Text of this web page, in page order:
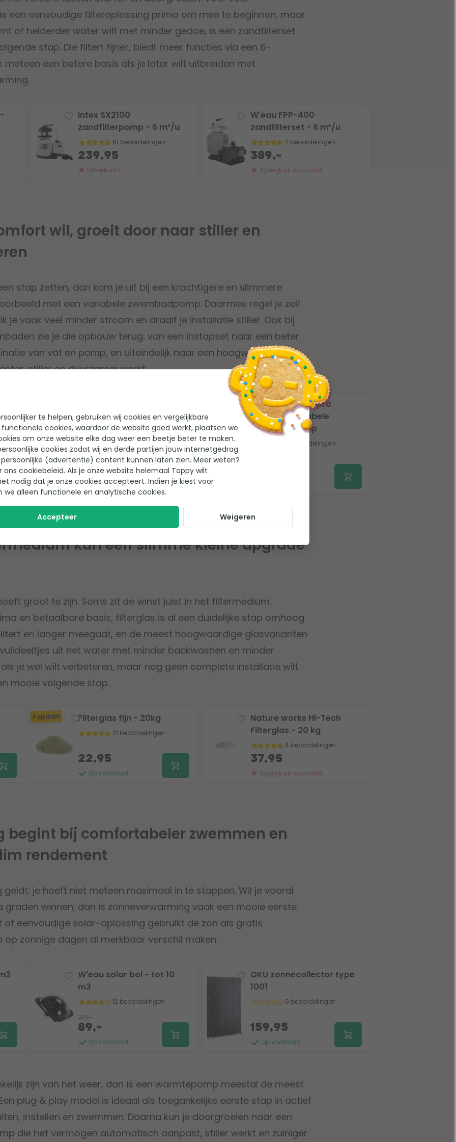
een eenvoudige filteroplossing prima om mee te beginnen, maar
of helderder water wilt met minder gedoe, is een zandfilterset
stap. Die filtert fijner, biedt meer functies via een 6-
meteen een betere basis als je later wilt uitbreiden met
Intex SX2100
zandfilterpomp - 6 m³/u
61 beoordelingen
Uitverkocht
239,95
W'eau FPP-400
zandfilterset - 6 m³/u
2 beoordelingen
Tijdelijk uit voorraad
389,-
wil, groeit door naar stiller en
stap zetten, dan kom je uit bij een krachtigere en slimmere
met een variabele zwembadpomp. Daarmee regel je zelf
je vaak veel minder stroom en draait je installatie stiller. Ook bij
zie je die opbouw terug: van een instapset naar een beter
van vat en pomp, en uiteindelijk naar een hoogwaardige
stiller en duurzamer werkt.
variabele zwembadpomp
4 beoordelingen
Tijdelijk uit voorraad
649,-
Aquaforte Inverpro
Premium variabele
zwembadpomp
3 beoordelingen
kan een slimme kleine upgrade
groot te zijn. Soms zit de winst juist in het filtermedium.
en betaalbare basis, filterglas is al een duidelijke stap omhoog
en langer meegaat, en de meest hoogwaardige glasvarianten
uit het water met minder backwashen en minder
je wel wilt verbeteren, maar nog geen complete installatie wilt
mooie volgende stap.
Populair Filterglas fijn - 20kg
31 beoordelingen
Op voorraad
22,95
Nature works Hi-Tech
Filterglas - 20 kg
4 beoordelingen
Tijdelijk uit voorraad
37,95
begint bij comfortabeler zwemmen en
rendement
geldt: je hoeft niet meteen maximaal in te stappen. Wil je vooral
winnen, dan is zonneverwarming vaak een mooie eerste
of eenvoudige solar-oplossing gebruikt de zon als gratis
op zonnige dagen al merkbaar verschil maken.
W'eau solar bol - tot 10
m3
12 beoordelingen
Op voorraad
109,-
89,-
OKU zonnecollector type
1001
0 beoordelingen
Op voorraad
159,95
zijn van het weer, dan is een warmtepomp meestal de meest
plug & play model is ideaal als toegankelijke eerste stap in actief
instellen en zwemmen. Daarna kun je doorgroeien naar een
die het vermogen automatisch aanpast, stiller werkt en zuiniger
te helpen, gebruiken wij cookies en vergelijkbare
cookies, waardoor de website goed werkt, plaatsen we
om onze website elke dag weer een beetje beter te maken.
cookies zodat wij en derde partijen jouw internetgedrag
(advertentie) content kunnen laten zien. Meer weten?
ons cookiebeleid. Als je onze website helemaal Toppy wilt
nodig dat je onze cookies accepteert. Indien je kiest voor
we alleen functionele en analytische cookies.
Accepteer Weigeren